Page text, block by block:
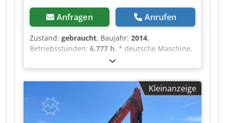
Anfragen Anrufen
Zustand: gebraucht, Baujahr: 2014,
Betriebsstunden: 6.777 h, * deutsche Maschine,
guter Zustand * Hammerverrohrung Dkodpfx
Asztk T Sehijr * 4 Zylinder Kubota Motor 29,4 KW
* 1x hydraulischer Grabenräumer 1.350 mm, 3
Tieflöffel 280, 400, 550 mm * Lehnhoff
Schnellwechseleinrichtung * Baujahr 2014 *
3.980 kg Einsatzgewicht * gern sende ich Ihnen
Kleinanzeige